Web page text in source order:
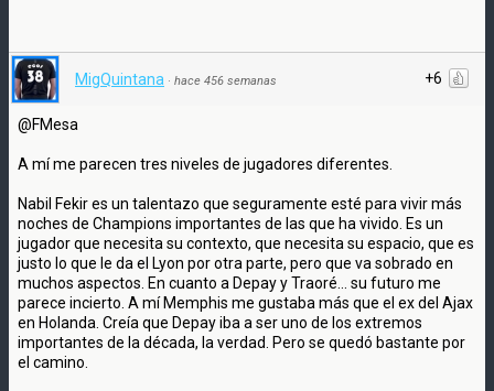
+6
MigQuintana · hace 456 semanas
@FMesa
A mí me parecen tres niveles de jugadores diferentes.
Nabil Fekir es un talentazo que seguramente esté para vivir más
noches de Champions importantes de las que ha vivido. Es un
jugador que necesita su contexto, que necesita su espacio, que es
justo lo que le da el Lyon por otra parte, pero que va sobrado en
muchos aspectos. En cuanto a Depay y Traoré... su futuro me
parece incierto. A mí Memphis me gustaba más que el ex del Ajax
en Holanda. Creía que Depay iba a ser uno de los extremos
importantes de la década, la verdad. Pero se quedó bastante por
el camino.